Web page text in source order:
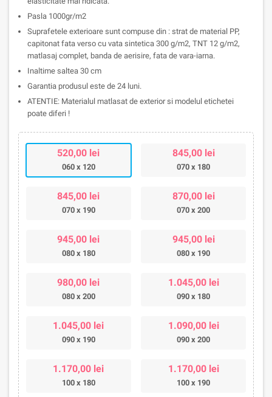
Pasla 1000gr/m2
Suprafetele exterioare sunt compuse din : strat de material PP,
capitonat fata verso cu vata sintetica 300 g/m2, TNT 12 g/m2,
matlasaj complet, banda de aerisire, fata de vara-iarna.
Inaltime saltea 30 cm
Garantia produsul este de 24 luni.
ATENTIE: Materialul matlasat de exterior si modelul etichetei
poate diferi !
520,00 lei
060 x 120
845,00 lei
070 x 180
845,00 lei
070 x 190
870,00 lei
070 x 200
945,00 lei
080 x 180
945,00 lei
080 x 190
980,00 lei
080 x 200
1.045,00 lei
090 x 180
1.045,00 lei
090 x 190
1.090,00 lei
090 x 200
1.170,00 lei
100 x 180
1.170,00 lei
100 x 190